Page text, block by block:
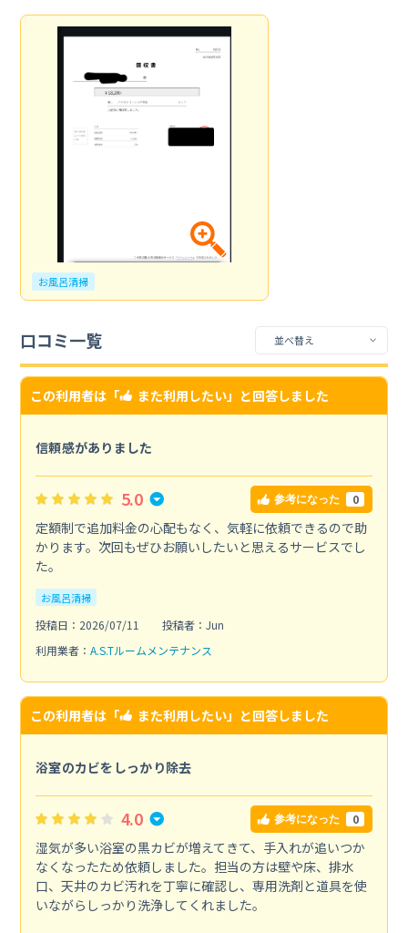
お風呂清掃
口コミ一覧
この利用者は「 また利用したい」と回答しました
信頼感がありました
5.0 参考になった 0
定額制で追加料金の心配もなく、気軽に依頼できるので助
かります。次回もぜひお願いしたいと思えるサービスでし
た。
お風呂清掃
投稿日：2026/07/11
投稿者：Jun
利用業者： A.S.Tルームメンテナンス
この利用者は「 また利用したい」と回答しました
浴室のカビをしっかり除去
4.0 参考になった 0
湿気が多い浴室の黒カビが増えてきて、手入れが追いつか
なくなったため依頼しました。担当の方は壁や床、排水
口、天井のカビ汚れを丁寧に確認し、専用洗剤と道具を使
いながらしっかり洗浄してくれました。